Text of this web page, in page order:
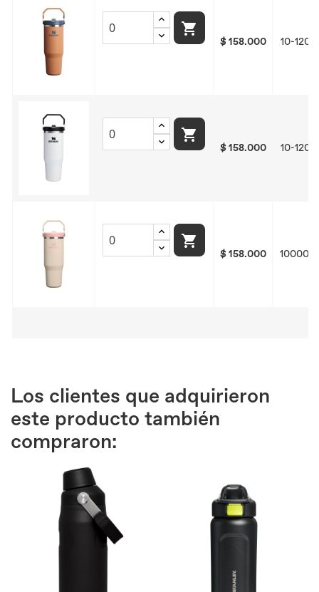

$ 158.000 10-

$ 158.000 10-

$ 158.000
Los clientes que adquirieron
este producto también
compraron: